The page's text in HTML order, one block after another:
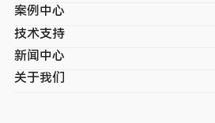
案例中心
技术支持
新闻中心
关于我们